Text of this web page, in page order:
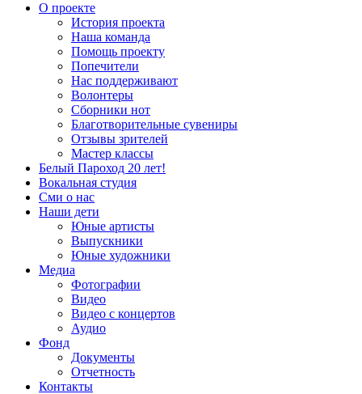
О проекте
История проекта
Наша команда
Помощь проекту
Попечители
Нас поддерживают
Волонтеры
Сборники нот
Благотворительные сувениры
Отзывы зрителей
Мастер классы
Белый Пароход 20 лет!
Вокальная студия
Сми о нас
Наши дети
Юные артисты
Выпускники
Юные художники
Медиа
Фотографии
Видео
Видео с концертов
Аудио
Фонд
Документы
Отчетность
Контакты